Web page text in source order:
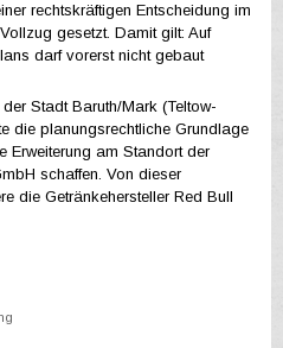
rechtskräftigen Entscheidung im
gesetzt. Damit gilt: Auf
darf vorerst nicht gebaut
Stadt Baruth/Mark (Teltow-
die planungsrechtliche Grundlage
Erweiterung am Standort der
schaffen. Von dieser
die Getränkehersteller Red Bull